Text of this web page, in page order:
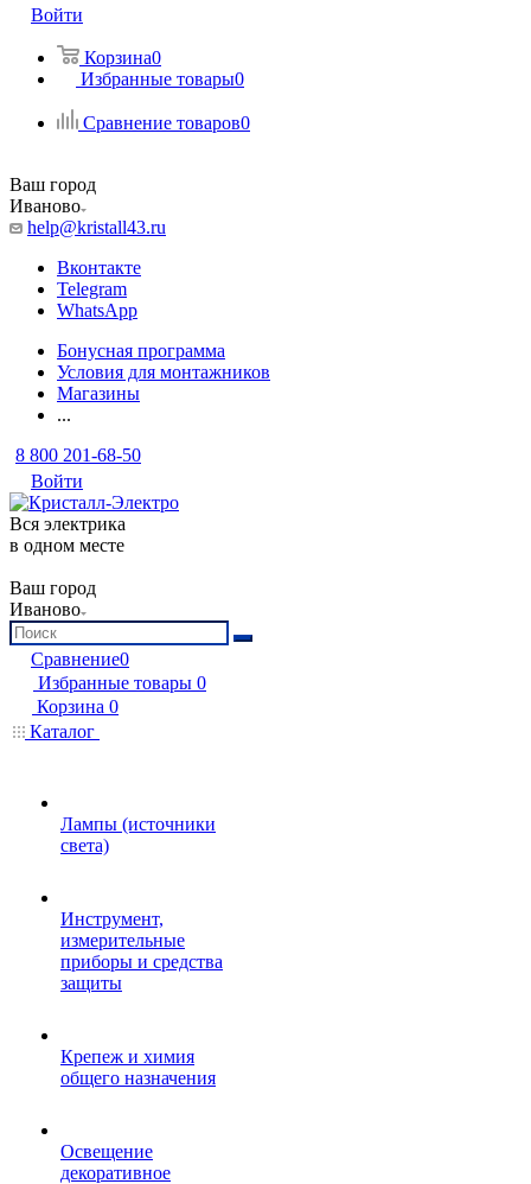
Войти
Корзина0
Избранные товары0
Сравнение товаров0
Ваш город
Иваново
help@kristall43.ru
Вконтакте
Telegram
WhatsApp
Бонусная программа
Условия для монтажников
Магазины
...
8 800 201-68-50
Войти
Вся электрика
в одном месте
Ваш город
Иваново
Сравнение0
Избранные товары 0
Корзина 0
Каталог
Лампы (источники
света)
Инструмент,
измерительные
приборы и средства
защиты
Крепеж и химия
общего назначения
Освещение
декоративное